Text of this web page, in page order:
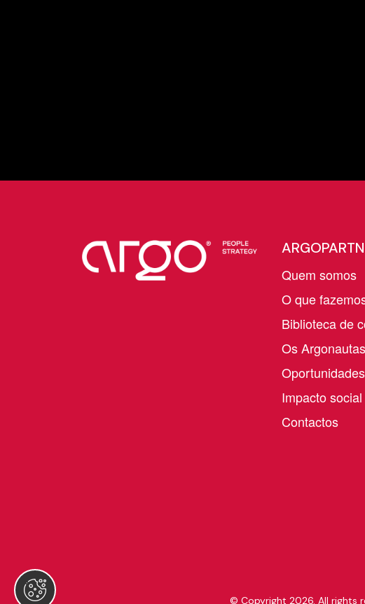
Quem somos
O que
Biblioteca de
Os Argonautas
Oportunidades
Impacto social
Contactos
© Copyright 2026. All rights